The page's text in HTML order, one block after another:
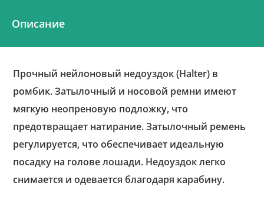
Описание
Прочный нейлоновый недоуздок (Halter) в
ромбик. Затылочный и носовой ремни имеют
мягкую неопреновую подложку, что
предотвращает натирание. Затылочный ремень
регулируется, что обеспечивает идеальную
посадку на голове лошади. Недоуздок легко
снимается и одевается благодаря карабину.